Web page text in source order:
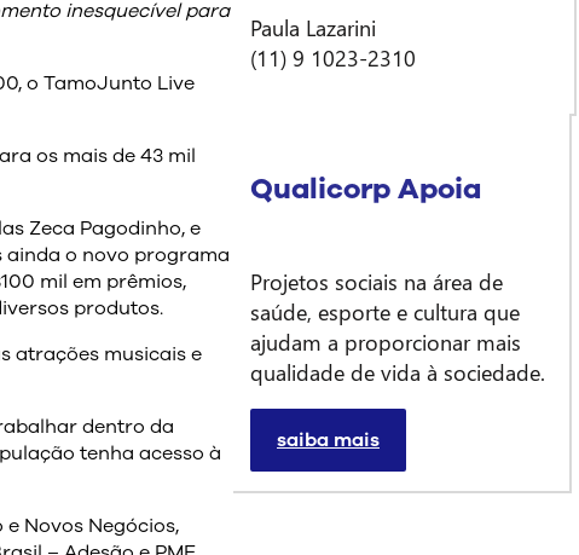
inesquecível para
o TamoJunto Live
os mais de 43 mil
Zeca Pagodinho, e
ainda o novo programa
mil em prêmios,
produtos.
atrações musicais e
dentro da
tenha acesso à
Novos Negócios,
Paula Lazarini
(11) 9 1023-2310
Qualicorp Apoia
Projetos sociais na área de
saúde, esporte e cultura que
ajudam a proporcionar mais
qualidade de vida à sociedade.
saiba mais